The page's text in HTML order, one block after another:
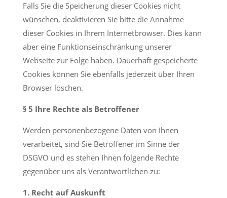
Falls Sie die Speicherung dieser Cookies nicht
wünschen, deaktivieren Sie bitte die Annahme
dieser Cookies in Ihrem Internetbrowser. Dies kann
aber eine Funktionseinschränkung unserer
Webseite zur Folge haben. Dauerhaft gespeicherte
Cookies können Sie ebenfalls jederzeit über Ihren
Browser löschen.
§ 5 Ihre Rechte als Betroffener
Werden personenbezogene Daten von Ihnen
verarbeitet, sind Sie Betroffener im Sinne der
DSGVO und es stehen Ihnen folgende Rechte
gegenüber uns als Verantwortlichen zu:
1. Recht auf Auskunft